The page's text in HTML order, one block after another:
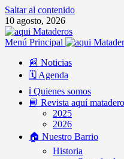
Saltar al contenido
10 agosto, 2026
Menú Principal
📰 Noticias
🗓️ Agenda
ℹ️ Quienes somos
📘 Revista aquí
2025
2026
🏠 Nuestro Barrio
Historia